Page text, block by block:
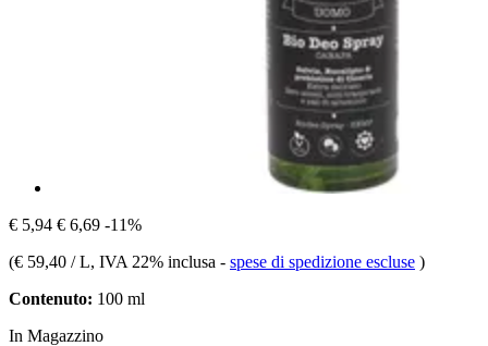
€ 5,94 € 6,69 -11%
(€ 59,40 / L, IVA 22% inclusa - spese di spedizione escluse )
Contenuto: 100 ml
In Magazzino